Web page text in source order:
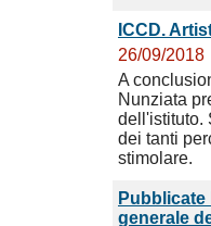
ICCD.
26/09/2018
A
Nunziata
dell'istituto.
dei tanti
stimolare.
generale